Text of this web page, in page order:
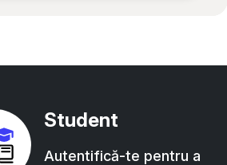
Student
Autentifică-te pentru a